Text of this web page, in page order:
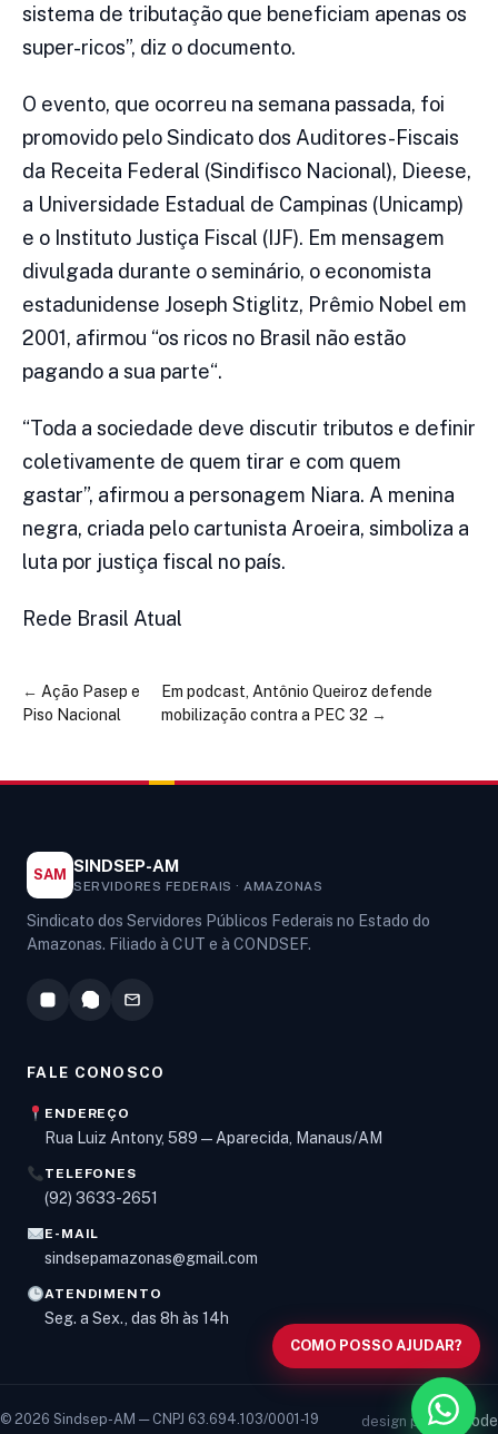
sistema de tributação que beneficiam apenas os
super-ricos”, diz o documento.
O evento, que ocorreu na semana passada, foi
promovido pelo Sindicato dos Auditores-Fiscais
da Receita Federal (Sindifisco Nacional), Dieese,
a Universidade Estadual de Campinas (Unicamp)
e o Instituto Justiça Fiscal (IJF). Em mensagem
divulgada durante o seminário, o economista
estadunidense Joseph Stiglitz, Prêmio Nobel em
2001, afirmou “os ricos no Brasil não estão
pagando a sua parte“.
“Toda a sociedade deve discutir tributos e definir
coletivamente de quem tirar e com quem
gastar”, afirmou a personagem Niara. A menina
negra, criada pelo cartunista Aroeira, simboliza a
luta por justiça fiscal no país.
Rede Brasil Atual
← Ação Pasep e
Piso Nacional
Em podcast, Antônio Queiroz defende
mobilização contra a PEC 32 →
SAM SINDSEP-AM
SERVIDORES FEDERAIS · AMAZONAS
Sindicato dos Servidores Públicos Federais no Estado do
Amazonas. Filiado à CUT e à CONDSEF.
FALE CONOSCO
ENDEREÇO
Rua Luiz Antony, 589 — Aparecida, Manaus/AM
TELEFONES
(92) 3633-2651
E-MAIL
sindsepamazonas@gmail.com
ATENDIMENTO
Seg. a Sex., das 8h às 14h
© 2026 Sindsep-AM — CNPJ 63.694.103/0001-19 design porvancode
COMO POSSO AJUDAR?
Olá! Digite um assunto e vou buscar em nossas